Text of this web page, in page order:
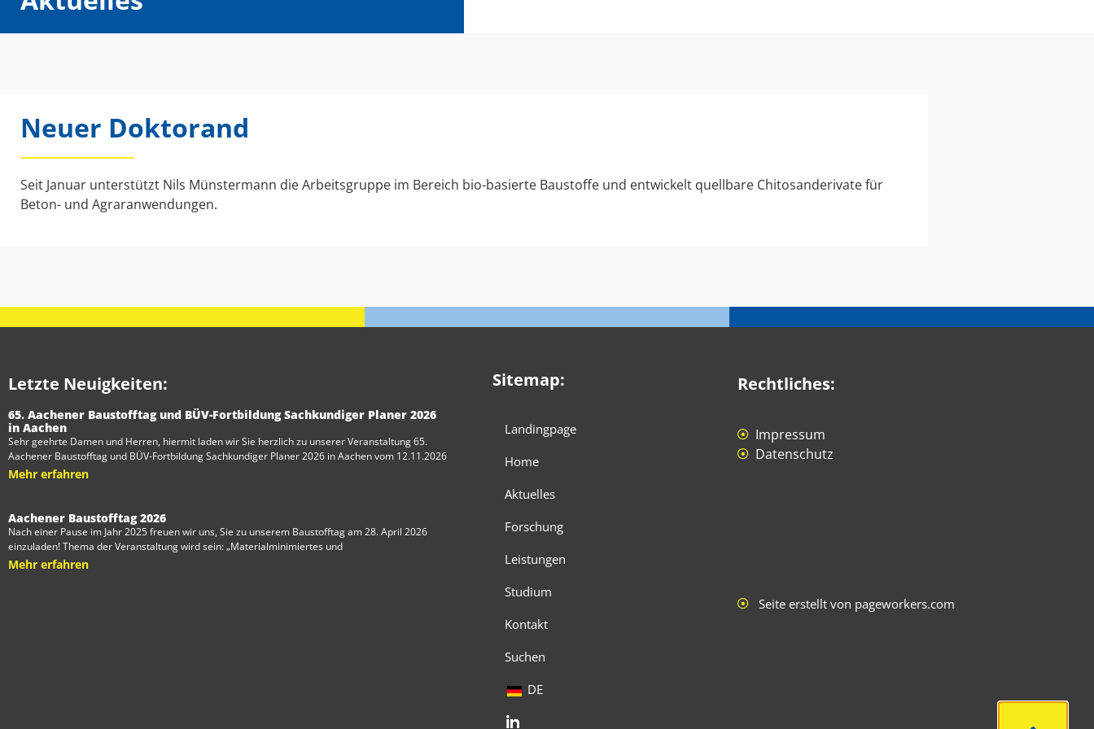
Neuer Doktorand
Seit Januar unterstützt Nils Münstermann die Arbeitsgruppe im Bereich bio-basierte Baustoffe und entwickelt quellbare Chitosanderivate für
Beton- und Agraranwendungen.
Letzte Neuigkeiten:
65. Aachener Baustofftag und BÜV-Fortbildung Sachkundiger Planer 2026
in Aachen
Sehr geehrte Damen und Herren, hiermit laden wir Sie herzlich zu unserer Veranstaltung 65.
Aachener Baustofftag und BÜV-Fortbildung Sachkundiger Planer 2026 in Aachen vom 12.11.2026
Mehr erfahren
Aachener Baustofftag 2026
Nach einer Pause im Jahr 2025 freuen wir uns, Sie zu unserem Baustofftag am 28. April 2026
einzuladen! Thema der Veranstaltung wird sein: „Materialminimiertes und
Mehr erfahren
Sitemap:
Landingpage
Home
Aktuelles
Forschung
Leistungen
Studium
Kontakt
Suchen
DE
Rechtliches:
Impressum
Datenschutz
Seite erstellt von pageworkers.com